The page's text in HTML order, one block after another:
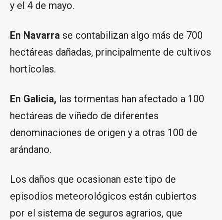
y el 4 de mayo.
En Navarra se contabilizan algo más de 700
hectáreas dañadas, principalmente de cultivos
hortícolas.
En Galicia, las tormentas han afectado a 100
hectáreas de viñedo de diferentes
denominaciones de origen y a otras 100 de
arándano.
Los daños que ocasionan este tipo de
episodios meteorológicos están cubiertos
por el sistema de seguros agrarios, que